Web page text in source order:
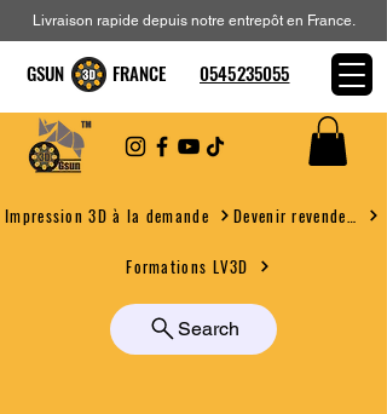
Impression 3D à la demande
Formations LV3D
Search
Livraison rapide depuis notre entrepôt en France.
GSUN FRANCE 0545235055